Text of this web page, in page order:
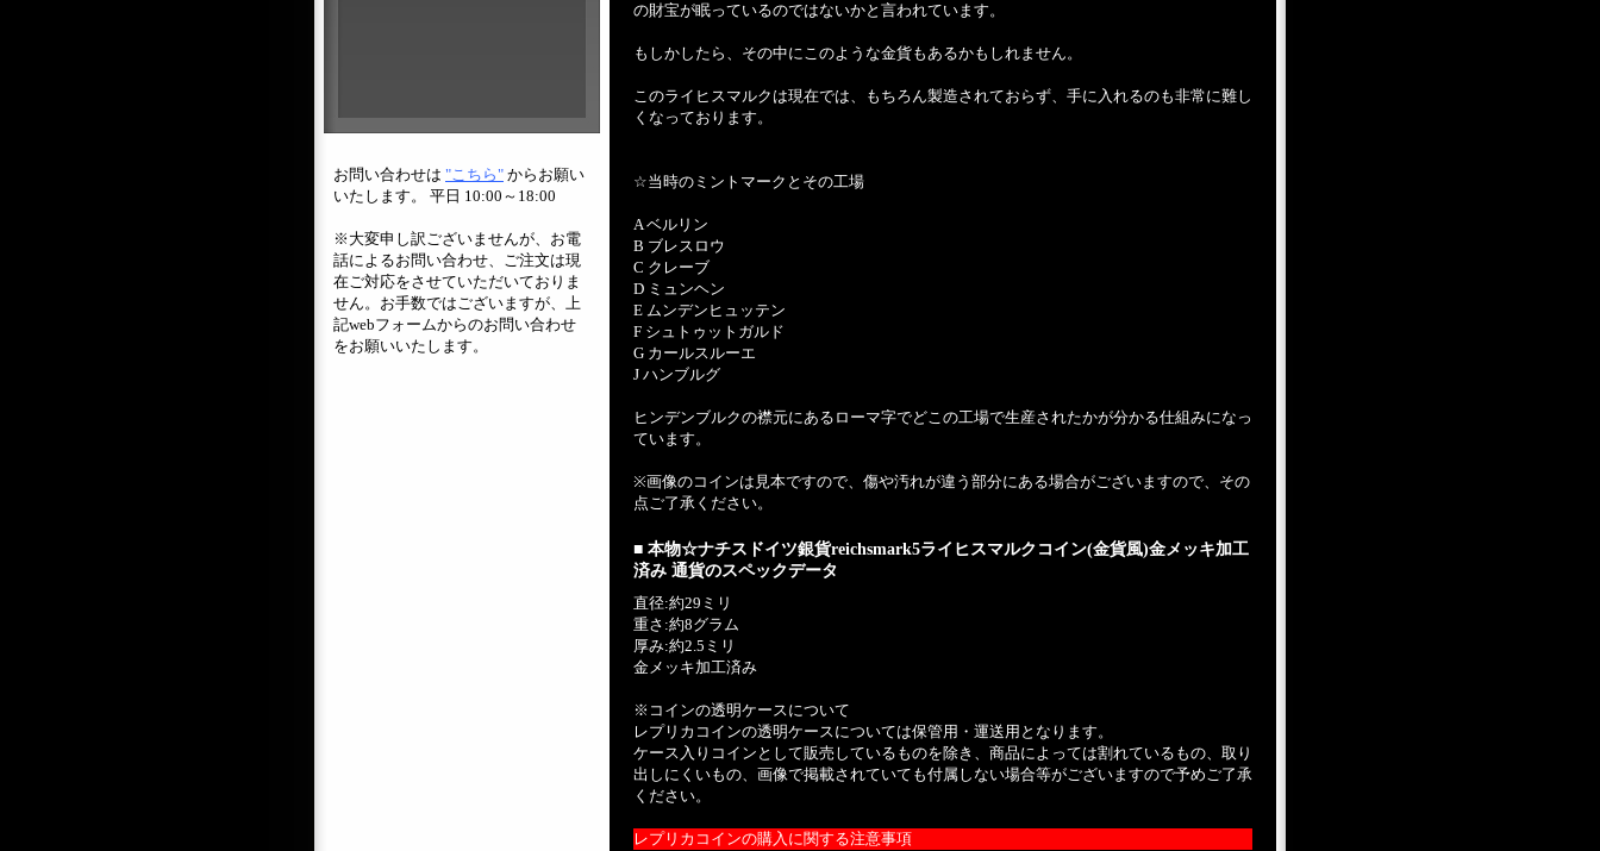
の財宝が眠っているのではないかと言われています。
もしかしたら、その中にこのような金貨もあるかもしれません。
このライヒスマルクは現在では、もちろん製造されておらず、手に入れるのも非常に難し
くなっております。
☆当時のミントマークとその工場
A ベルリン
B ブレスロウ
C クレーブ
D ミュンヘン
E ムンデンヒュッテン
F シュトゥットガルド
G カールスルーエ
J ハンブルグ
ヒンデンブルクの襟元にあるローマ字でどこの工場で生産されたかが分かる仕組みになっ
ています。
※画像のコインは見本ですので、傷や汚れが違う部分にある場合がございますので、その
点ご了承ください。
■ 本物☆ナチスドイツ銀貨reichsmark5ライヒスマルクコイン(金貨風)金メッキ加工
済み 通貨のスペックデータ
直径:約29ミリ
重さ:約8グラム
厚み:約2.5ミリ
金メッキ加工済み
※コインの透明ケースについて
レプリカコインの透明ケースについては保管用・運送用となります。
ケース入りコインとして販売しているものを除き、商品によっては割れているもの、取り
出しにくいもの、画像で掲載されていても付属しない場合等がございますので予めご了承
ください。
レプリカコインの購入に関する注意事項
お問い合わせは "こちら" からお願い
いたします。 平日 10:00～18:00
※大変申し訳ございませんが、お電
話によるお問い合わせ、ご注文は現
在ご対応をさせていただいておりま
せん。お手数ではございますが、上
記webフォームからのお問い合わせ
をお願いいたします。